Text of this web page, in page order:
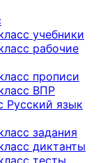
учебники
рабочие
прописи
ВПР
Русский язык
задания
диктанты
тесты